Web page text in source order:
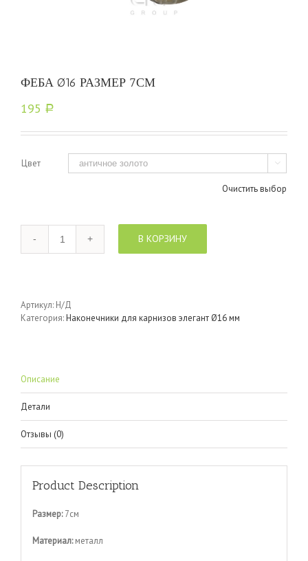
ФЕБА Ø16 РАЗМЕР 7СМ
195 Р
Цвет 
Очистить выбор
В КОРЗИНУ
Артикул: Н/Д
Категория:Наконечники для карнизов элегант Ø16 мм
Описание
Детали
Отзывы (0)
Product Description
Размер:7см
Материал:металл